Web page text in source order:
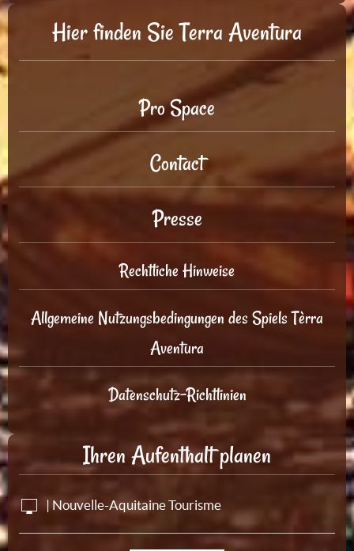
Hier finden Sie Terra Aventura
Pro Space
Contact
Presse
Rechtliche Hinweise
Allgemeine Nutzungsbedingungen des Spiels Tèrra
Aventura
Datenschutz-Richtlinien
Ihren Aufenthalt planen
| Nouvelle-Aquitaine Tourisme